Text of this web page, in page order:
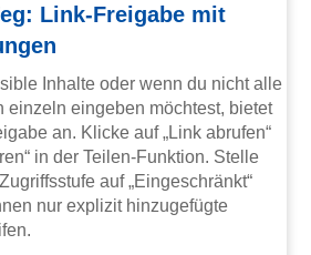
Link-Freigabe mit
Inhalte oder wenn du nicht alle
einzeln eingeben möchtest, bietet
an. Klicke auf „Link abrufen“
in der Teilen-Funktion. Stelle
auf „Eingeschränkt“
nur explizit hinzugefügte